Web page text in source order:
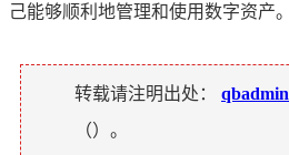
己能够顺利地管理和使用数字资产。
转载请注明出处： qbadmin
（）。